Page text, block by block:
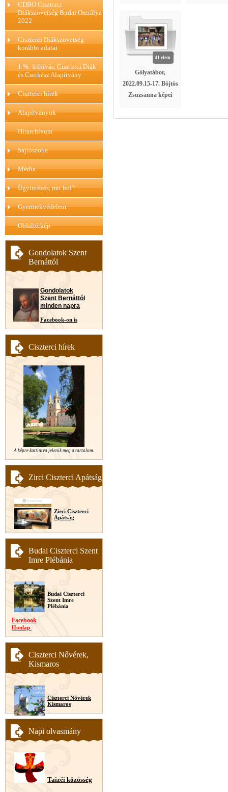
CDBO Ciszterci
Diákszövetség Budai Osztálya
2022
Ciszterci Diákszövetség
korábbi adatai
1 %- felhívás, Ciszterci Diák
és Cserkész Alapítvány
Ciszterci hírek
Alapítványok
Hírarchívum
Sajtószoba
Média
Ügyintézés, mit hol?
Gyermekvédelem
Oldaltérkép
Gondolatok Szent
Bernáttól
Gondolatok
Szent Bernáttól
minden napra
Facebook-on is
Ciszterci hírek
A képre kattintva jelenik meg a tartalom.
Zirci Ciszterci Apátság
Zirci Ciszterci
Apátság
Budai Ciszterci Szent
Imre Plébánia
Budai Ciszterci
Szent Imre
Plébánia
Facebook
Honlap
Ciszterci Nővérek,
Kismaros
Ciszterci Nővérek
Kismaros
Napi olvasmány
Taizéi közösség
41 elem
Gólyatábor,
2022.09.15-17. Böjtös
Zsuzsanna képei